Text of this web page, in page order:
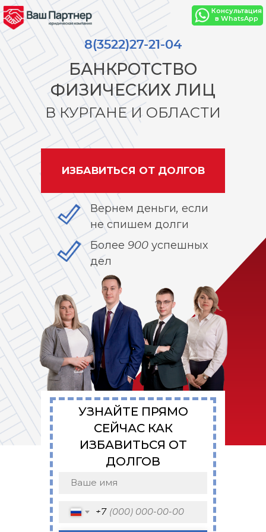
БАНКРОТСТВО
ФИЗИЧЕСКИХ ЛИЦ
ИЗБАВИТЬСЯ ОТ ДОЛГОВ
8(3522)27-21-04
В КУРГАНЕ И ОБЛАСТИ
Консультация
в WhatsApp
Вернем деньги, если
не спишем долги
Более 900 успешных
дел
+7
УЗНАЙТЕ ПРЯМО
СЕЙЧАС КАК
ИЗБАВИТЬСЯ ОТ
ДОЛГОВ